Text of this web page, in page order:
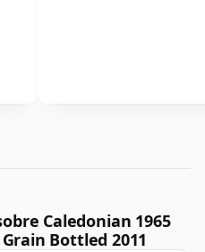
Caledonian 1965
Bottled 2011